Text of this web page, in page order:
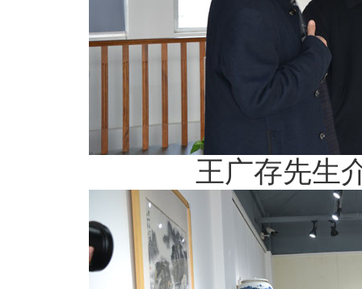
王广存先生